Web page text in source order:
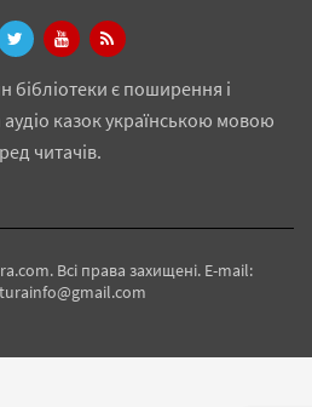
бібліотеки є поширення і
казок українською мовою
читачів.
Всі права захищені. E-mail: